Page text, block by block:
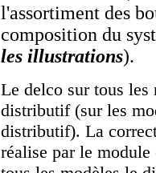
l'assortiment des
composition du
les illustrations).
Le delco sur tous les
distributif (sur les
distributif). La
réalise par le